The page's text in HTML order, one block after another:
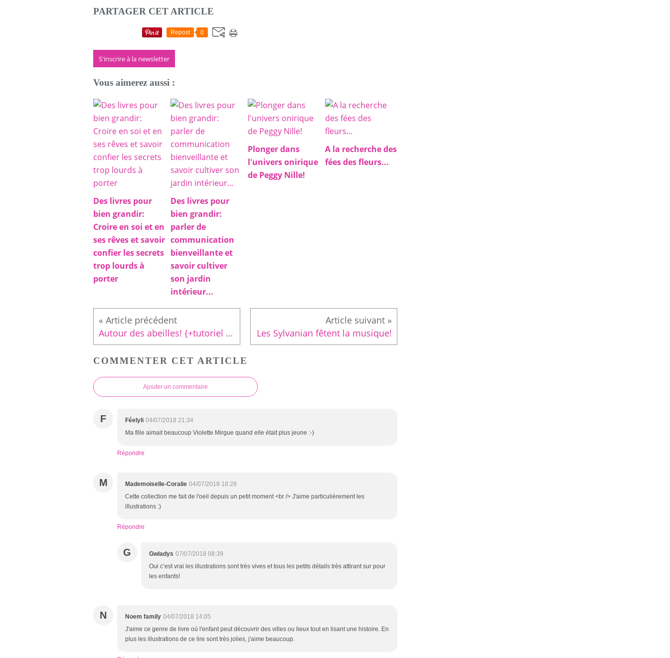
PARTAGER CET ARTICLE
Repost 0
S'inscrire à la newsletter
Vous aimerez aussi :
Des livres pour
bien grandir:
Croire en soi et en
ses rêves et savoir
confier les secrets
trop lourds à
porter
Des livres pour
bien grandir:
parler de
communication
bienveillante et
savoir cultiver
son jardin
intérieur...
Plonger dans
l'univers onirique
de Peggy Nille!
A la recherche des
fées des fleurs...
Autour des abeilles! {+tutoriel Pâte Fimo} Les Sylvanian fêtent la musique!
COMMENTER CET ARTICLE
Ajouter un commentaire
F Féelyli 04/07/2018 21:34
Ma fille aimait beaucoup Violette Mirgue quand elle était plus jeune :-)
Répondre
M Mademoiselle-Coralie 04/07/2018 18:28
Cette collection me fait de l'oeil depuis un petit moment <br /> J'aime particulièrement les
illustrations :)
Répondre
G Gwladys 07/07/2018 08:39
Oui c’est vrai les illustrations sont très vives et tous les petits détails très attirant sur pour
les enfants!
N Noem family 04/07/2018 14:05
J'aime ce genre de livre où l'enfant peut découvrir des villes ou lieux tout en lisant une histoire. En
plus les illustrations de ce lire sont très jolies, j'aime beaucoup.